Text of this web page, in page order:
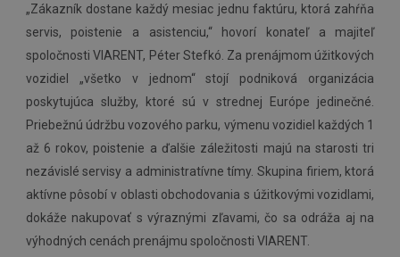
„Zákazník dostane každý mesiac jednu faktúru, ktorá zahŕňa
servis, poistenie a asistenciu,“ hovorí konateľ a majiteľ
spoločnosti VIARENT, Péter Stefkó. Za prenájmom úžitkových
vozidiel „všetko v jednom“ stojí podniková organizácia
poskytujúca služby, ktoré sú v strednej Európe jedinečné.
Priebežnú údržbu vozového parku, výmenu vozidiel každých 1
až 6 rokov, poistenie a ďalšie záležitosti majú na starosti tri
nezávislé servisy a administratívne tímy. Skupina firiem, ktorá
aktívne pôsobí v oblasti obchodovania s úžitkovými vozidlami,
dokáže nakupovať s výraznými zľavami, čo sa odráža aj na
výhodných cenách prenájmu spoločnosti VIARENT.